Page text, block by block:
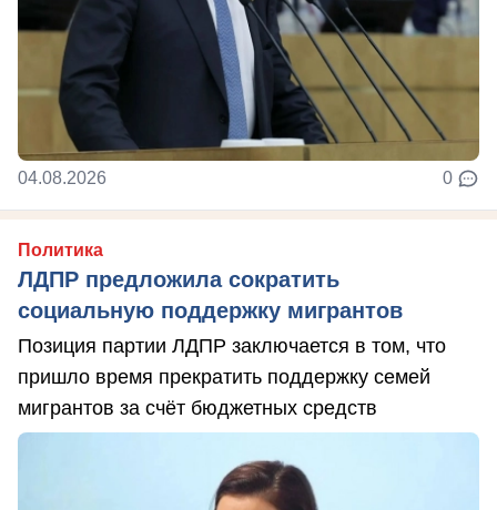
04.08.2026 0
Политика
ЛДПР предложила сократить
социальную поддержку мигрантов
Позиция партии ЛДПР заключается в том, что
пришло время прекратить поддержку семей
мигрантов за счёт бюджетных средств